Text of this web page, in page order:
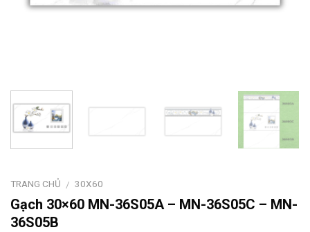
TRANG CHỦ / 30X60
Gạch 30×60 MN-36S05A – MN-36S05C – MN-
36S05B